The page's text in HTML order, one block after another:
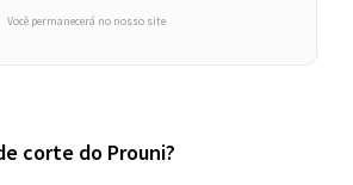
Você permanecerá no nosso site
corte do Prouni?